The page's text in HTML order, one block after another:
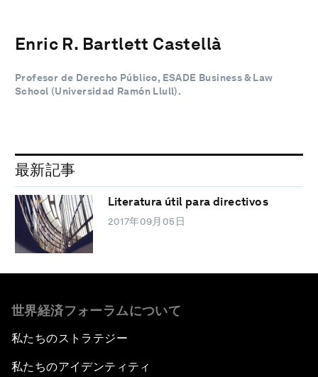
Enric R. Bartlett Castellà
Profesor de Derecho Público, ESADE Business & Law
School (Universidad Ramón Llull).
最新記事
Literatura útil para directivos
2017年09月05日
世界経済フォーラムについて
私たちのストラテジー
私たちのアイデンティティ